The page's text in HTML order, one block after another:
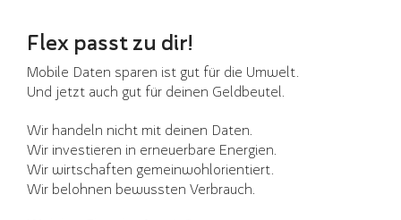
Flex passt zu dir!
Mobile Daten sparen ist gut für die Umwelt.
Und jetzt auch gut für deinen Geldbeutel.
Wir handeln nicht mit deinen Daten.
Wir investieren in erneuerbare Energien.
Wir wirtschaften gemeinwohlorientiert.
Wir belohnen bewussten Verbrauch.